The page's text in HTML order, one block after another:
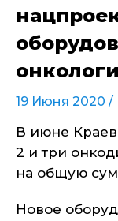
19 Июня 2020 /
В июне
2 и три
на общую
Новое